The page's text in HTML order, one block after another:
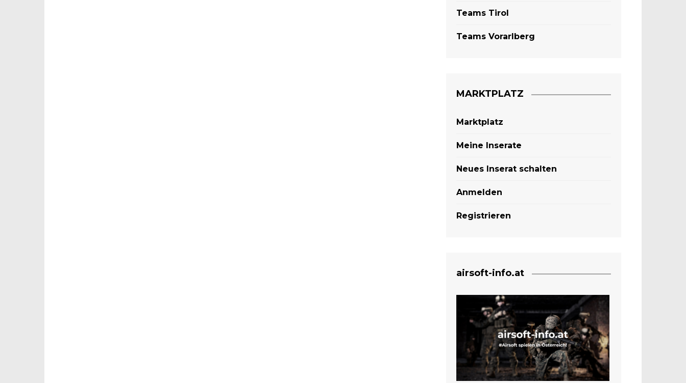
Teams Tirol
Teams Vorarlberg
MARKTPLATZ
Marktplatz
Meine Inserate
Neues Inserat schalten
Anmelden
Registrieren
airsoft-info.at